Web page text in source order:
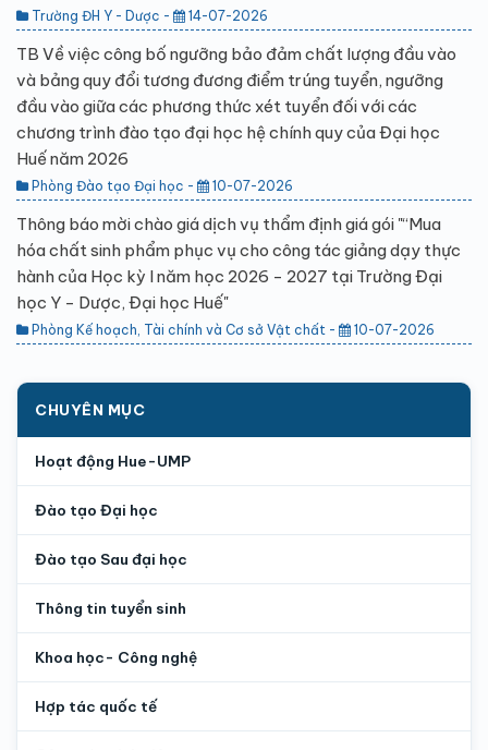
Trường ĐH Y - Dược - 14-07-2026
TB Về việc công bố ngưỡng bảo đảm chất lượng đầu vào
và bảng quy đổi tương đương điểm trúng tuyển, ngưỡng
đầu vào giữa các phương thức xét tuyển đối với các
chương trình đào tạo đại học hệ chính quy của Đại học
Huế năm 2026
Phòng Đào tạo Đại học - 10-07-2026
Thông báo mời chào giá dịch vụ thẩm định giá gói "“Mua
hóa chất sinh phẩm phục vụ cho công tác giảng dạy thực
hành của Học kỳ I năm học 2026 - 2027 tại Trường Đại
học Y - Dược, Đại học Huế"
Phòng Kế hoạch, Tài chính và Cơ sở Vật chất - 10-07-2026
CHUYÊN MỤC
Hoạt động Hue-UMP
Đào tạo Đại học
Đào tạo Sau đại học
Thông tin tuyển sinh
Khoa học- Công nghệ
Hợp tác quốc tế